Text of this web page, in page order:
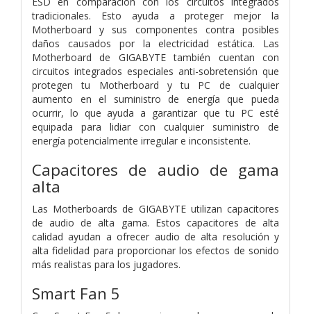
tradicionales. Esto ayuda a proteger mejor la
Motherboard y sus componentes contra posibles
daños causados por la electricidad estática. Las
Motherboard de GIGABYTE también cuentan con
circuitos integrados especiales anti-sobretensión que
protegen tu Motherboard y tu PC de cualquier
aumento en el suministro de energía que pueda
ocurrir, lo que ayuda a garantizar que tu PC esté
equipada para lidiar con cualquier suministro de
energía potencialmente irregular e inconsistente.
Capacitores de audio de gama
alta
Las Motherboards de GIGABYTE utilizan capacitores
de audio de alta gama. Estos capacitores de alta
calidad ayudan a ofrecer audio de alta resolución y
alta fidelidad para proporcionar los efectos de sonido
más realistas para los jugadores.
Smart Fan 5